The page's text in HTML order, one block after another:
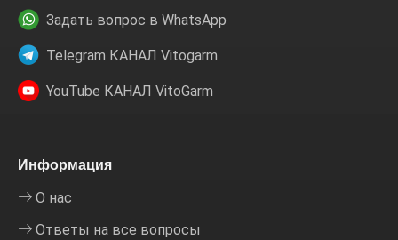
Задать вопрос в WhatsApp
Telegram КАНАЛ Vitogarm
YouTube КАНАЛ VitoGarm
Информация
О нас
Ответы на все вопросы